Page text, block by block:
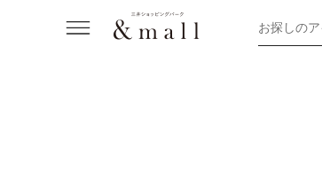
お探しの